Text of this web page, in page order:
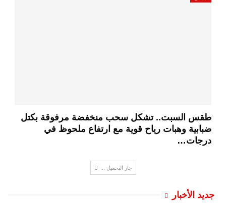
طقس السبت.. تشكل سحب منخفضة مرفوقة بكتل
ضبابية وهبات رياح قوية مع ارتفاع ملحوظ في
درجات…
جار التحميل ...
جديد الأخبار